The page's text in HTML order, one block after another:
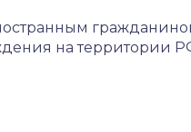
на территории